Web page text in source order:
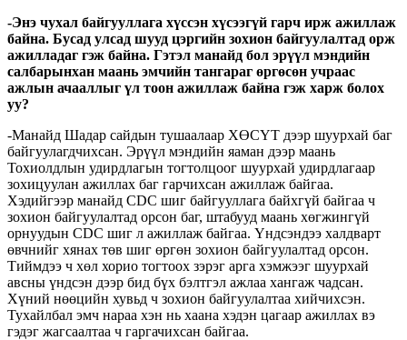
-Энэ чухал байгууллага хүссэн хүсээгүй гарч ирж ажиллаж
байна. Бусад улсад шууд цэргийн зохион байгуулалтад орж
ажилладаг гэж байна. Гэтэл манайд бол эрүүл мэндийн
салбарынхан маань эмчийн тангараг өргөсөн учраас
ажлын ачааллыг үл тоон ажиллаж байна гэж харж болох
уу?
-Манайд Шадар сайдын тушаалаар ХӨСҮТ дээр шуурхай баг
байгуулагдчихсан. Эрүүл мэндийн яаман дээр маань
Тохиолдлын удирдлагын тогтолцоог шуурхай удирдлагаар
зохицуулан ажиллах баг гарчихсан ажиллаж байгаа.
Хэдийгээр манайд CDC шиг байгууллага байхгүй байгаа ч
зохион байгуулалтад орсон баг, штабууд маань хөгжингүй
орнуудын CDC шиг л ажиллаж байгаа. Үндсэндээ халдварт
өвчнийг хянах төв шиг өргөн зохион байгуулалтад орсон.
Тиймдээ ч хөл хорио тогтоох зэрэг арга хэмжээг шуурхай
авсны үндсэн дээр бид бүх бэлтгэл ажлаа хангаж чадсан.
Хүний нөөцийн хувьд ч зохион байгуулалтаа хийчихсэн.
Тухайлбал эмч нараа хэн нь хаана хэдэн цагаар ажиллах вэ
гэдэг жагсаалтаа ч гаргачихсан байгаа.